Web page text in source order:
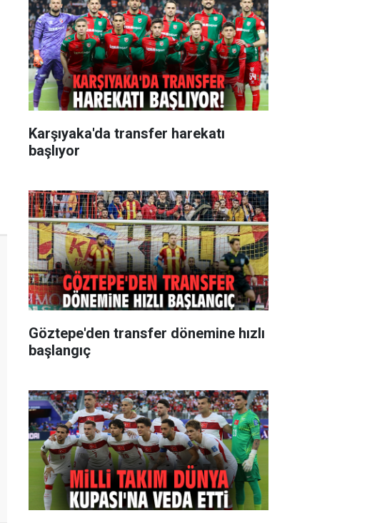
Karşıyaka'da transfer harekatı
başlıyor
Göztepe'den transfer dönemine hızlı
başlangıç